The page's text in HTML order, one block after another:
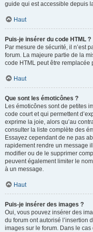
guide qui est accessible depuis
Haut
Puis-je insérer du code HTML ?
Par mesure de sécurité, il n’est
forum. La majeure partie de la
code HTML peut être remplacée
Haut
Que sont les émoticônes ?
Les émoticônes sont de petites
code court et qui permettent
exprime la joie, alors qu’au
consulter la liste complète des
Essayez cependant de ne pas
rapidement rendre un message
modifier ou de le supprimer
peuvent également limiter le
à un message.
Haut
Puis-je insérer des images ?
Oui, vous pouvez insérer des
du forum ont autorisé l’insertion
images sur le forum. Dans le